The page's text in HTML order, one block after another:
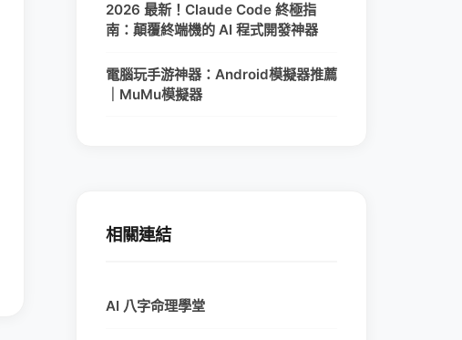
2026 最新！Claude Code 終極指
南：顛覆終端機的 AI 程式開發神器
電腦玩手游神器：Android模擬器推薦
｜MuMu模擬器
相關連結
AI 八字命理學堂